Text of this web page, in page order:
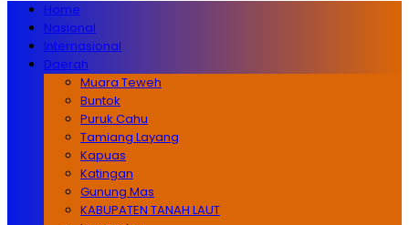
Home
Nasional
Internasional
Daerah
Muara Teweh
Buntok
Puruk Cahu
Tamiang Layang
Kapuas
Katingan
Gunung Mas
KABUPATEN TANAH LAUT